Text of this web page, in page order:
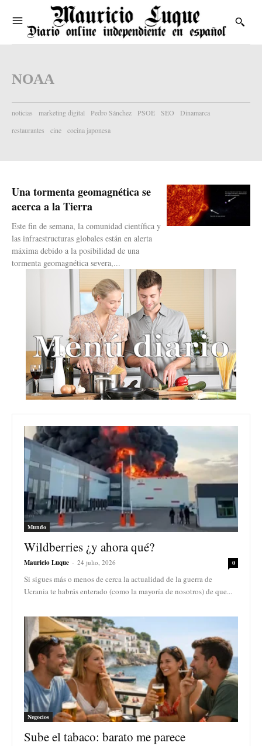
NOAA
noticias marketing digital Pedro Sánchez PSOE SEO
Dinamarca
restaurantes
cine cocina japonesa
Una tormenta geomagnética se
acerca a la Tierra
Este fin de semana, la comunidad científica y
las infraestructuras globales están en alerta
máxima debido a la posibilidad de una
tormenta geomagnética severa,...
Mundo
Wildberries ¿y ahora qué?
Mauricio Luque - 24 julio, 2026 0
Si sigues más o menos de cerca la actualidad de la guerra de
Ucrania te habrás enterado (como la mayoría de nosotros) de que...
Negocios
Sube el tabaco: barato me parece